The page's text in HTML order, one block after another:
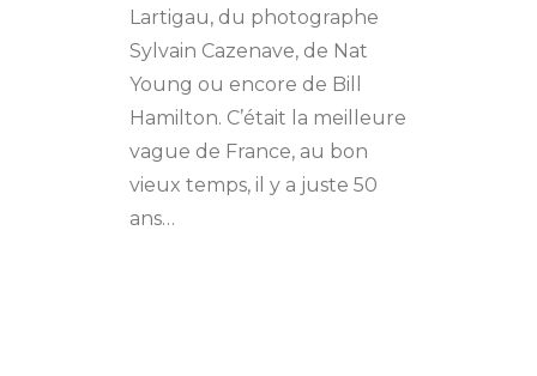
Lartigau, du photographe
Sylvain Cazenave, de Nat
Young ou encore de Bill
Hamilton. C’était la meilleure
vague de France, au bon
vieux temps, il y a juste 50
ans…